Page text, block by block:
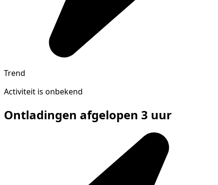
Trend
Activiteit is onbekend
Ontladingen afgelopen 3 uur